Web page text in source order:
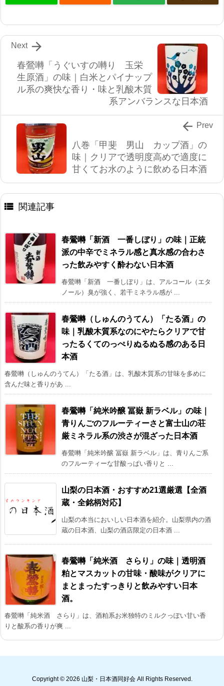
春鶯囀「うぐいすの囀り 玉栄
生原酒」の味｜白米とパイナップ
ル系の爽快な香り・味と乳酸木質
系アンバランスな日本酒

Next
八巻「甲斐 男山 カップ酒」の
味｜クリアで透明度高めで適度に
甘くてお水のように飲める日本酒
 Prev
 関連記事
春鶯囀「新酒 一番しぼり」の味｜正統
派の中辛でミネラル感と真水感の合わさ
った飲みやすく酔わない日本酒
春鶯囀「新酒 一番しぼり」は、アルコール（エタ
ノール）臭が強く、若干ミネラル感が ...
春鶯囀（しゅんのうてん）「たる酒」の
味｜乳酸木質系なのにやたらクリアで甘
ったるくてのっぺりぬるぬる感のある日
本酒
春鶯囀（しゅんのうてん）「たる酒」は、乳酸木質系の甘味を多めに
含んだ味と香りがあ ...
春鶯囀「純米吟醸 冨嶽 新ラベル」の味｜
青りんごのフルーティーさと富士山の荘
厳ミネラル系の渋さが混ざった日本酒
春鶯囀「純米吟醸 冨嶽 新ラベル」は、青りんご系
のフルーティーな甘酸っぱい香りと ...
山梨の日本酒・おすすめ21選厳選【全酒
蔵・全銘柄対応】
山梨の本当においしい日本酒を紹介。山梨県内の酒
蔵の日本酒、山梨の酒店限定の日本酒 ...
春鶯囀「純米酒 さらり」の味｜透明酒
粕とマスカットの甘味・酸味がクリアに
まとまったすっきりと飲みやすい日本
酒。
春鶯囀「純米酒 さらり」は、酒粕系お米独特のミルクっぽい甘い香
りと酸系の香りが爽 ...
Copyright © 2026 山梨・日本酒同好会All Rights Reserved.